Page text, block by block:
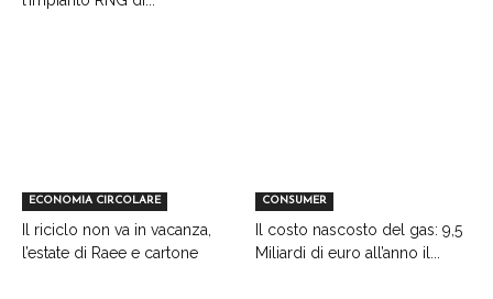
ECONOMIA CIRCOLARE
Il riciclo non va in vacanza,
l’estate di Raee e cartone
CONSUMER
Il costo nascosto del gas: 9,5
Miliardi di euro all’anno il...